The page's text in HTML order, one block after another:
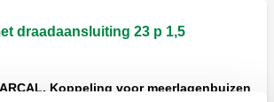
draadaansluiting 23 p 1,5
Koppeling voor meerlagenbuizen